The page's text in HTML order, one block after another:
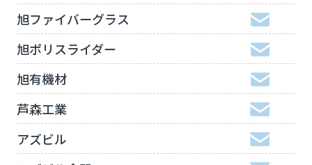
旭ファイバーグラス
旭ポリスライダー
旭有機材
芦森工業
アズビル